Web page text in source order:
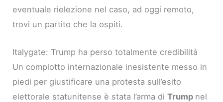
eventuale rielezione nel caso, ad oggi remoto,
trovi un partito che la ospiti.
Italygate: Trump ha perso totalmente credibilità
Un complotto internazionale inesistente messo in
piedi per giustificare una protesta sull’esito
elettorale statunitense è stata l’arma diTrump nel